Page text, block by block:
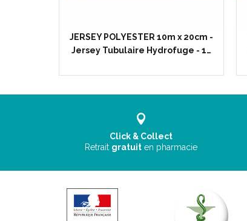
JERSEY POLYESTER 10m x 20cm -
Jersey Tubulaire Hydrofuge - 1…
Click & Collect
Retrait gratuit en pharmacie